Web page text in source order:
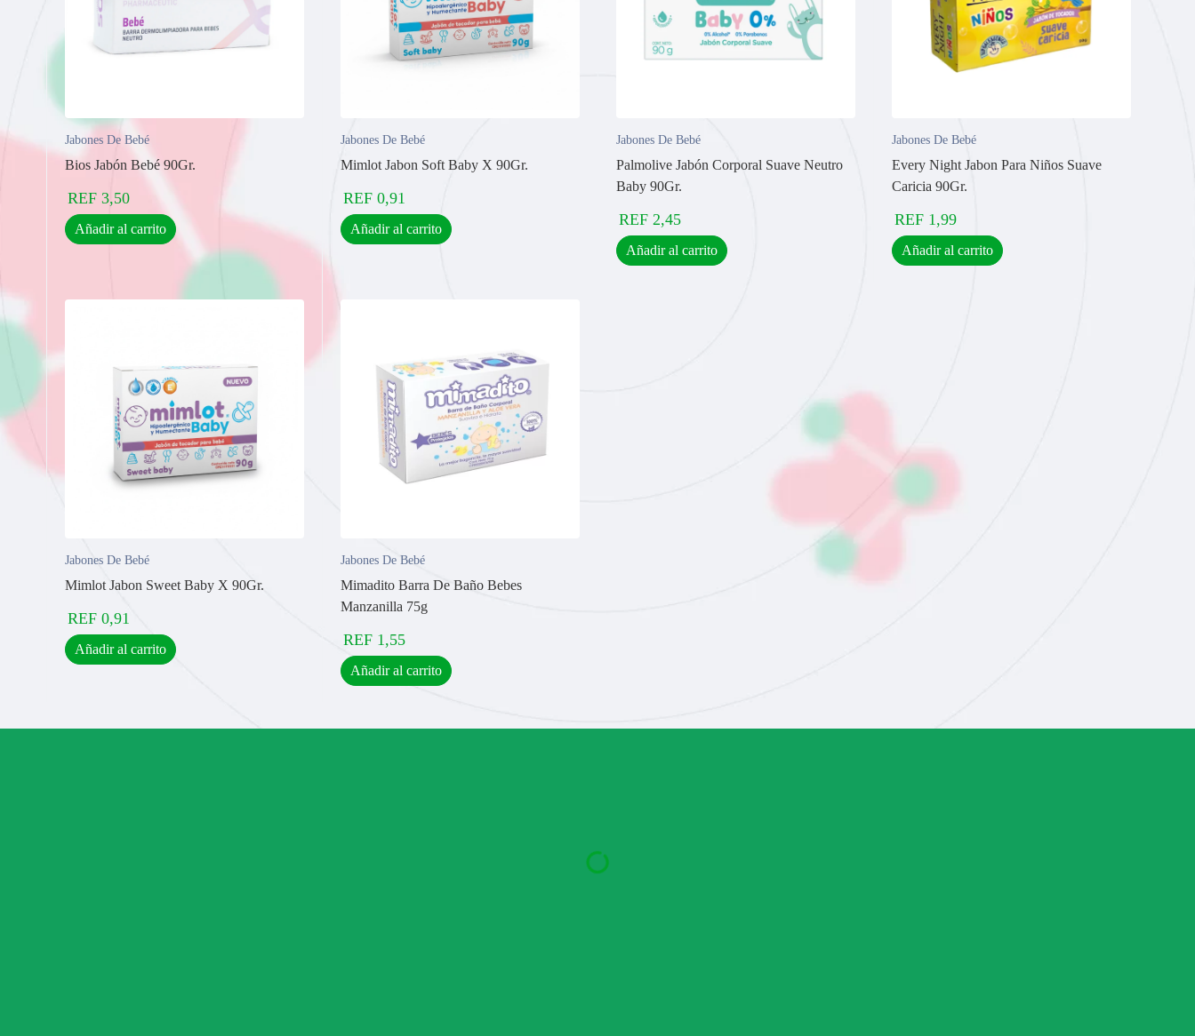
Jabones De Bebé
Bios Jabón Bebé 90Gr.
REF 3,50
Añadir al carrito
Jabones De Bebé
Mimlot Jabon Soft Baby X 90Gr.
REF 0,91
Añadir al carrito
Jabones De Bebé
Palmolive Jabón Corporal Suave Neutro
Baby 90Gr.
REF 2,45
Añadir al carrito
Jabones De Bebé
Every Night Jabon Para Niños Suave
Caricia 90Gr.
REF 1,99
Añadir al carrito
Jabones De Bebé
Mimlot Jabon Sweet Baby X 90Gr.
REF 0,91
Añadir al carrito
Jabones De Bebé
Mimadito Barra De Baño Bebes
Manzanilla 75g
REF 1,55
Añadir al carrito